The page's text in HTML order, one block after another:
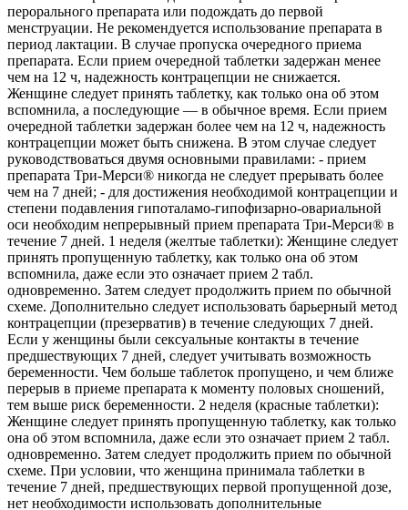
перорального препарата или подождать до первой
менструации. Не рекомендуется использование препарата в
период лактации. В случае пропуска очередного приема
препарата. Если прием очередной таблетки задержан менее
чем на 12 ч, надежность контрацепции не снижается.
Женщине следует принять таблетку, как только она об этом
вспомнила, а последующие — в обычное время. Если прием
очередной таблетки задержан более чем на 12 ч, надежность
контрацепции может быть снижена. В этом случае следует
руководствоваться двумя основными правилами: - прием
препарата Три-Мерси® никогда не следует прерывать более
чем на 7 дней; - для достижения необходимой контрацепции и
степени подавления гипоталамо-гипофизарно-овариальной
оси необходим непрерывный прием препарата Три-Мерси® в
течение 7 дней. 1 неделя (желтые таблетки): Женщине следует
принять пропущенную таблетку, как только она об этом
вспомнила, даже если это означает прием 2 табл.
одновременно. Затем следует продолжить прием по обычной
схеме. Дополнительно следует использовать барьерный метод
контрацепции (презерватив) в течение следующих 7 дней.
Если у женщины были сексуальные контакты в течение
предшествующих 7 дней, следует учитывать возможность
беременности. Чем больше таблеток пропущено, и чем ближе
перерыв в приеме препарата к моменту половых сношений,
тем выше риск беременности. 2 неделя (красные таблетки):
Женщине следует принять пропущенную таблетку, как только
она об этом вспомнила, даже если это означает прием 2 табл.
одновременно. Затем следует продолжить прием по обычной
схеме. При условии, что женщина принимала таблетки в
течение 7 дней, предшествующих первой пропущенной дозе,
нет необходимости использовать дополнительные